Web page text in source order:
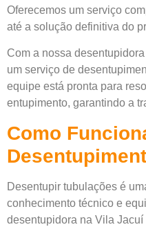
Oferecemos um serviço
até a solução definitiva do
Com a nossa
um serviço de
equipe está pronta para
entupimento, garantindo a
Como
Desentupir tubulações é
conhecimento técnico e
desentupidora na Vila